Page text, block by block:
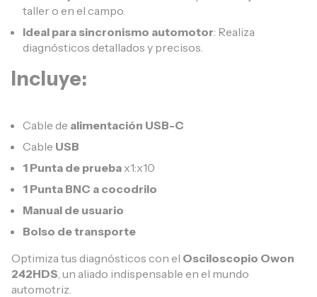
taller o en el campo.
Ideal para sincronismo automotor: Realiza
diagnósticos detallados y precisos.
Incluye:
Cable de alimentación USB-C
Cable USB
1 Punta de prueba x1:x10
1 Punta BNC a cocodrilo
Manual de usuario
Bolso de transporte
Optimiza tus diagnósticos con el Osciloscopio Owon
242HDS , un aliado indispensable en el mundo
automotriz.